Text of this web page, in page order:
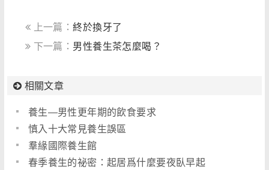
上一篇：終於換牙了
下一篇： 男性養生茶怎麼喝？
相關文章
養生―男性更年期的飲食要求
慎入十大常見養生誤區
羣緣國際養生館
春季養生的祕密：起居爲什麼要夜臥早起